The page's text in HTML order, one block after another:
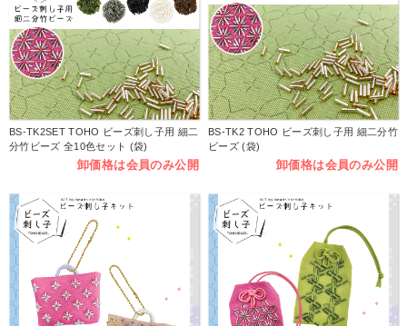
BS-TK2SET TOHO ビーズ刺し子用 細二
分竹ビーズ 全10色セット (袋)
卸価格は会員のみ公開
BS-TK2 TOHO ビーズ刺し子用 細二分竹
ビーズ (袋)
卸価格は会員のみ公開